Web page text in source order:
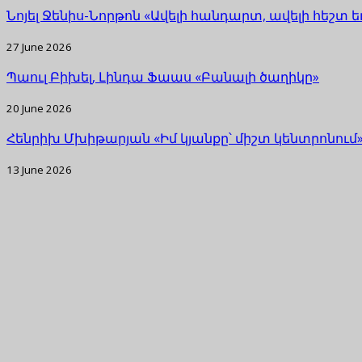
Նոյել Ջենիս-Նորթոն «Ավելի հանդարտ, ավելի հեշտ
27 June 2026
Պաուլ Բիխել, Լինդա Ֆաաս «Բանալի ծաղիկը»
20 June 2026
Հենրիխ Մխիթարյան «Իմ կյանքը՝ միշտ կենտրոնում»
13 June 2026